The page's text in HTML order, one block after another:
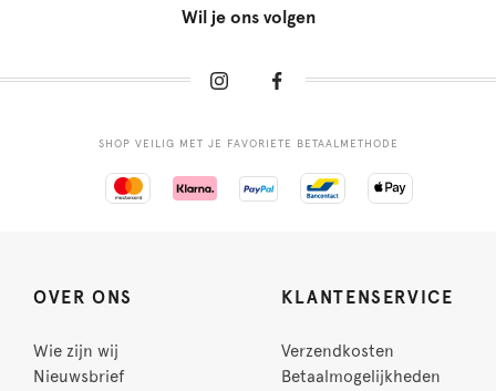
Wil je ons volgen
SHOP VEILIG MET JE FAVORIETE BETAALMETHODE
OVER ONS
Wie zijn wij
Nieuwsbrief
KLANTENSERVICE
Verzendkosten
Betaalmogelijkheden